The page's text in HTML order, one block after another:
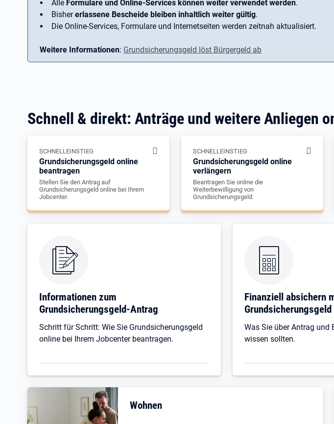
Alle Formulare und Online-Services können weiter verwendet werden.
Bishererlassene Bescheide bleiben inhaltlich weiter gültig.
Die Online-Services, Formulare und Internetseiten werden zeitnah aktualisiert.
Weitere Informationen: Grundsicherungsgeld löst Bürgergeld ab
Schnell & direkt: Anträge und weitere Anliegen
SCHNELLEINSTIEG
Grundsicherungsgeld online
beantragen
Stellen Sie den Antrag auf
Grundsicherungsgeld online bei Ihrem
Jobcenter.
SCHNELLEINSTIEG
Grundsicherungsgeld online
verlängern
Beantragen Sie online die
Weiterbewilligung von
Grundsicherungsgeld.
Informationen zum
Grundsicherungsgeld-Antrag
Schritt für Schritt: Wie Sie Grundsicherungsgeld
online bei Ihrem Jobcenter beantragen.
Finanziell absichern
Grundsicherungsgeld
Was Sie über Antrag und
wissen sollten.
Wohnen